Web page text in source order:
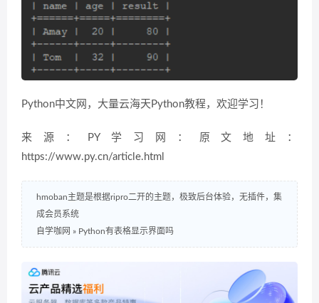
Python中文网，大量云海天Python教程，欢迎学习！
来源：PY学习网：原文地址：
https://www.py.cn/article.html
hmoban主题是根据ripro二开的主题，极致后台体验，无插件，集
成会员系统
自学咖网 » Python有表格显示界面吗